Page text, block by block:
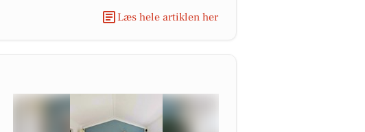
Læs hele artiklen her